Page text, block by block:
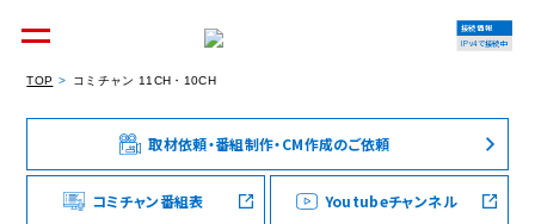
個人のお客様 集合住宅オーナーの方
接続情報
IPv4で接続中
TOP コミチャン 11CH・10CH
取材依頼・番組制作・CM作成のご依頼
コミチャン番組表 Youtubeチャンネル